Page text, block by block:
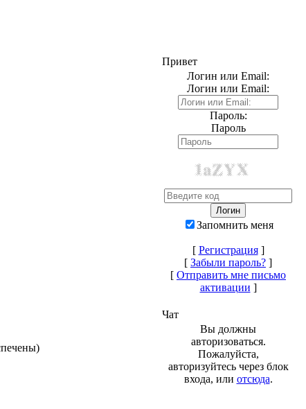
Привет
Логин или Email:
Логин или Email:
Пароль:
Пароль
Запомнить меня
[ Регистрация]
[ Забыли пароль? ]
[ Отправить мне письмо
активации ]
Чат
Вы должны
авторизоваться.
Пожалуйста,
авторизуйтесь через блок
входа, или отсюда.